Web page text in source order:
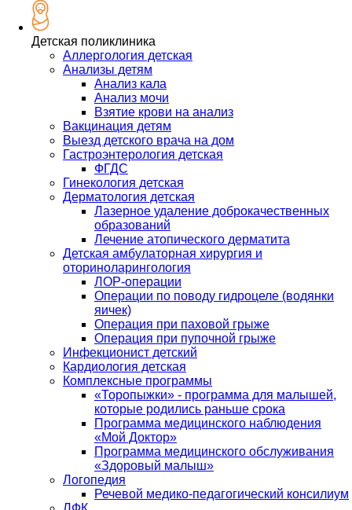
Детская поликлиника
Аллергология детская
Анализы детям
Анализ кала
Анализ мочи
Взятие крови на анализ
Вакцинация детям
Выезд детского врача на дом
Гастроэнтерология детская
ФГДС
Гинекология детская
Дерматология детская
Лазерное удаление доброкачественных
образований
Лечение атопического дерматита
Детская амбулаторная хирургия и
оториноларингология
ЛОР-операции
Операции по поводу гидроцеле (водянки
яичек)
Операция при паховой грыже
Операция при пупочной грыже
Инфекционист детский
Кардиология детская
Комплексные программы
«Торопыжки» - программа для малышей,
которые родились раньше срока
Программа медицинского наблюдения
«Мой Доктор»
Программа медицинского обслуживания
«Здоровый малыш»
Логопедия
Речевой медико-педагогический консилиум